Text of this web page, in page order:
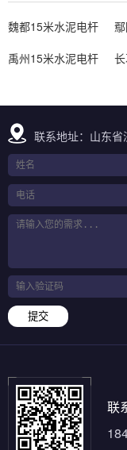
魏都15米水泥电杆
禹州15米水泥电杆
联系地址：山东
提交
联